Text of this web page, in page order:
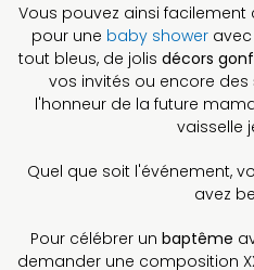
Vous pouvez ainsi
pour une baby shower
tout bleus, de jolis décors
vos invités ou encore des
l'honneur de la future
vaisselle
Quel que soit l'événement,
avez
Pour célébrer un baptême
demander une composition